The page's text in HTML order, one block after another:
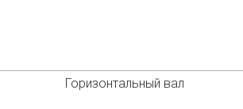
Горизонтальный вал